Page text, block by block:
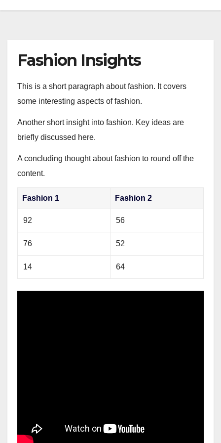
Fashion Insights
This is a short paragraph about fashion. It covers
some interesting aspects of fashion.
Another short insight into fashion. Key ideas are
briefly discussed here.
A concluding thought about fashion to round off the
content.
Fashion 1 Fashion 2
92 56
76 52
14 64